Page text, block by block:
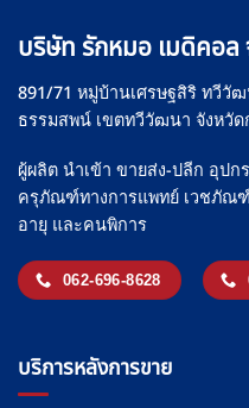
บริษัท รักหมอ เมดิคอล
891/71 หมู่บ้านเศรษฐสิริ ทวีวั
ธรรมสพน์ เขตทวีวัฒนา จังหวัด
ผู้ผลิต นำเข้า ขายส่ง-ปลีก อุป
ครุภัณฑ์ทางการแพทย์ เวชภัณ
อายุ และคนพิการ
062-696-8628
บริการหลังการขาย